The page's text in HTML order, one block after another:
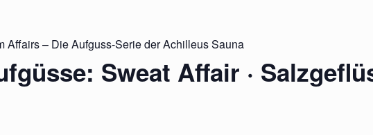
Affairs – Die Aufguss-Serie der Achilleus Sauna
Sweat Affair ·